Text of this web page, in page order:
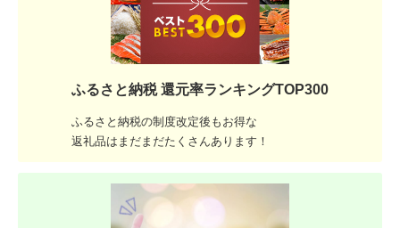
ふるさと納税 還元率ランキングTOP300
ふるさと納税の制度改定後もお得な
返礼品はまだまだたくさんあります！